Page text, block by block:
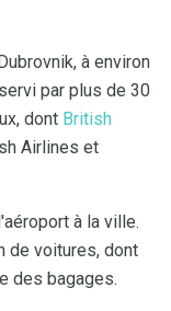
à environ
par plus de 30
dont British
Airlines et
à la ville.
de voitures, dont
des bagages.